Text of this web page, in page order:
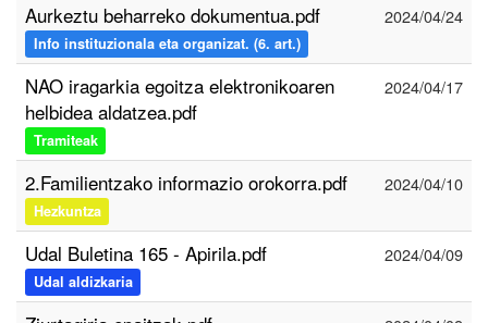
Aurkeztu beharreko dokumentua.pdf
Info instituzionala eta organizat. (6. art.)
2024/04/24
NAO iragarkia egoitza elektronikoaren
helbidea aldatzea.pdf
Tramiteak
2024/04/17
2.Familientzako informazio orokorra.pdf
Hezkuntza
2024/04/10
Udal Buletina 165 - Apirila.pdf
Udal aldizkaria
2024/04/09